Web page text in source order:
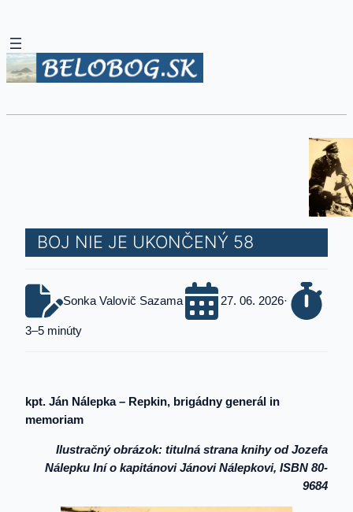
BOJ NIE JE UKONČENÝ 58
Sonka Valovič Sazama 27. 06. 2026·
3–5 minúty
kpt. Ján Nálepka – Repkin, brigádny generál in
memoriam
Ilustračný obrázok: titulná strana knihy od Jozefa
Nálepku Iní o kapitánovi Jánovi Nálepkovi, ISBN 80-
9684